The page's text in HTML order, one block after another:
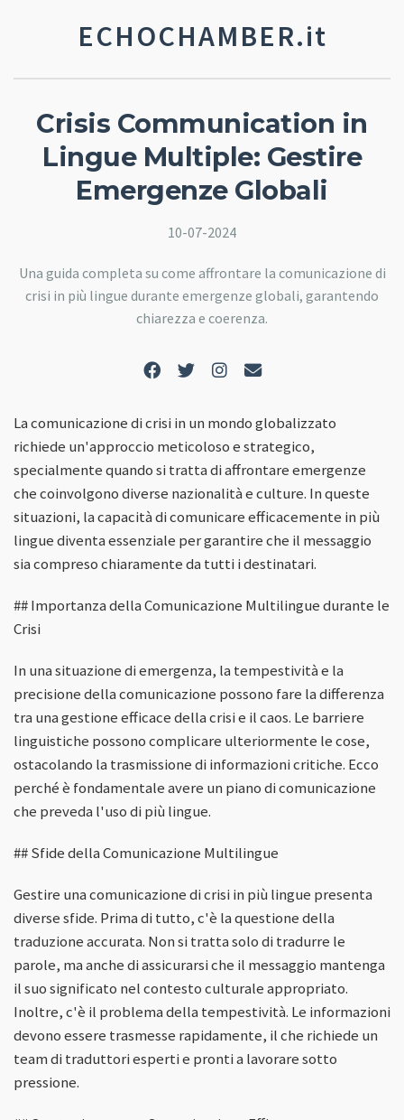
ECHOCHAMBER.it
Crisis Communication in
Lingue Multiple: Gestire
Emergenze Globali
10-07-2024
Una guida completa su come affrontare la comunicazione di
crisi in più lingue durante emergenze globali, garantendo
chiarezza e coerenza.
La comunicazione di crisi in un mondo globalizzato
richiede un'approccio meticoloso e strategico,
specialmente quando si tratta di affrontare emergenze
che coinvolgono diverse nazionalità e culture. In queste
situazioni, la capacità di comunicare efficacemente in più
lingue diventa essenziale per garantire che il messaggio
sia compreso chiaramente da tutti i destinatari.
## Importanza della Comunicazione Multilingue durante le
Crisi
In una situazione di emergenza, la tempestività e la
precisione della comunicazione possono fare la differenza
tra una gestione efficace della crisi e il caos. Le barriere
linguistiche possono complicare ulteriormente le cose,
ostacolando la trasmissione di informazioni critiche. Ecco
perché è fondamentale avere un piano di comunicazione
che preveda l'uso di più lingue.
## Sfide della Comunicazione Multilingue
Gestire una comunicazione di crisi in più lingue presenta
diverse sfide. Prima di tutto, c'è la questione della
traduzione accurata. Non si tratta solo di tradurre le
parole, ma anche di assicurarsi che il messaggio mantenga
il suo significato nel contesto culturale appropriato.
Inoltre, c'è il problema della tempestività. Le informazioni
devono essere trasmesse rapidamente, il che richiede un
team di traduttori esperti e pronti a lavorare sotto
pressione.